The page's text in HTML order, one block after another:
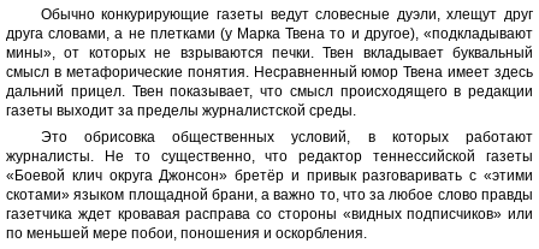
Обычно конкурирующие газеты ведут словесные дуэли, хлещут друг
друга словами, а не плетками (у Марка Твена то и другое), «подкладывают
мины», от которых не взрываются печки. Твен вкладывает буквальный
смысл в метафорические понятия. Несравненный юмор Твена имеет здесь
дальний прицел. Твен показывает, что смысл происходящего в редакции
газеты выходит за пределы журналистской среды.
Это обрисовка общественных условий, в которых работают
журналисты. Не то существенно, что редактор теннессийской газеты
«Боевой клич округа Джонсон» бретёр и привык разговаривать с «этими
скотами» языком площадной брани, а важно то, что за любое слово правды
газетчика ждет кровавая расправа со стороны «видных подписчиков» или
по меньшей мере побои, поношения и оскорбления.